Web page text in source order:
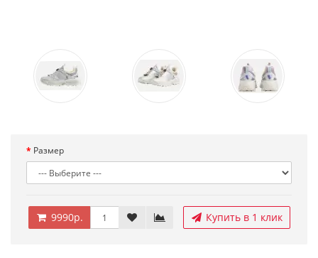
Размер
9990р. Купить в 1 клик